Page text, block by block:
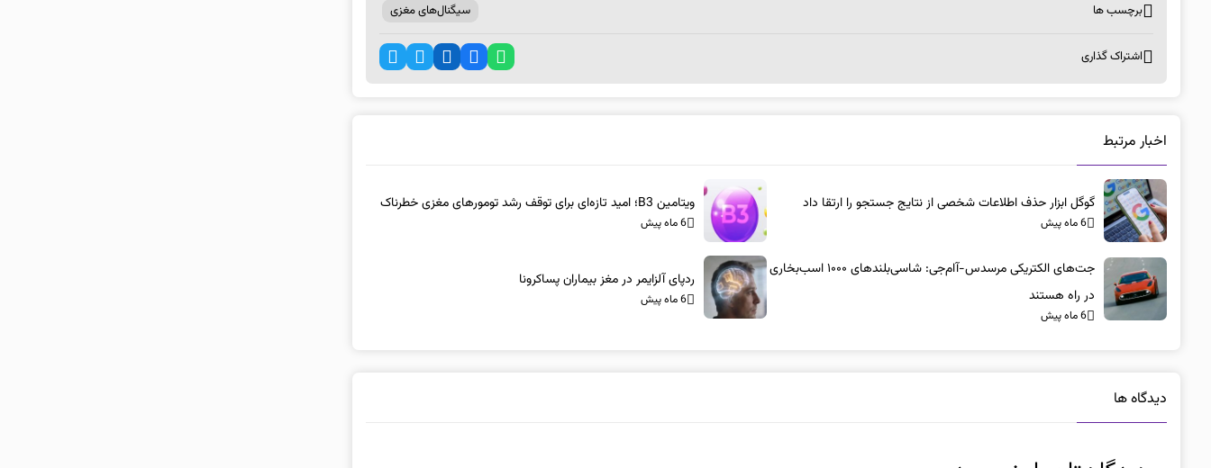
برچسب ها سیگنال‌های مغزی
اشتراک گذاری
اخبار مرتبط
گوگل ابزار حذف اطلاعات شخصی از نتایج جستجو را ارتقا داد
6 ماه پیش
ویتامین B3؛ امید تازه‌ای برای توقف رشد تومورهای مغزی خطرناک
6 ماه پیش
جت‌های الکتریکی مرسدس-آام‌جی: شاسی‌بلندهای ۱۰۰۰ اسب‌بخاری
در راه هستند
6 ماه پیش
ردپای آلزایمر در مغز بیماران پساکرونا
6 ماه پیش
دیدگاه ها